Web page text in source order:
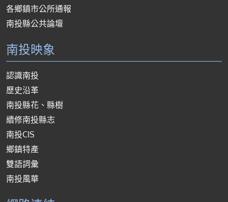
各鄉鎮市公所通報
南投縣公共論壇
南投映象
認識南投
歷史沿革
南投縣花、縣樹
續修南投縣志
南投CIS
鄉鎮特產
雙語詞彙
南投風華